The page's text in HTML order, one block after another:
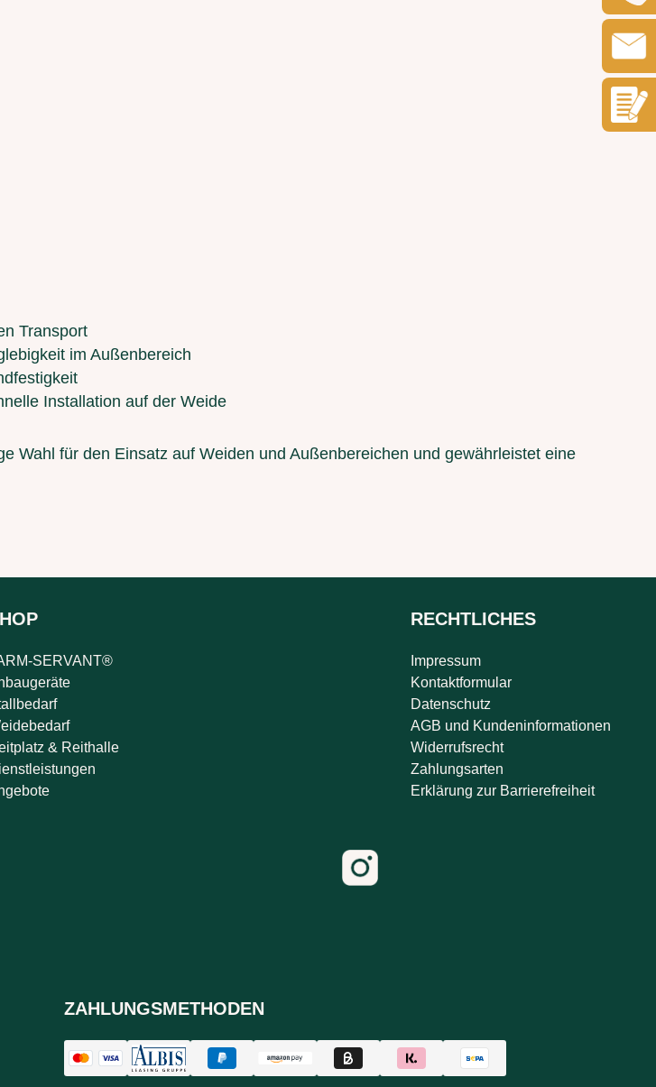
Transport
im Außenbereich
Installation auf der Weide
Wahl für den Einsatz auf Weiden und Außenbereichen und gewährleistet eine
SERVANT®
& Reithalle
RECHTLICHES
Impressum
Kontaktformular
Datenschutz
AGB und Kundeninformationen
Widerrufsrecht
Zahlungsarten
Erklärung zur Barrierefreiheit
ZAHLUNGSMETHODEN